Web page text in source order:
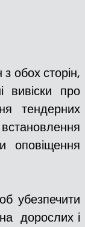
обох сторін,
вивіски про
тендерних
оповіщення
убезпечити
дорослих і